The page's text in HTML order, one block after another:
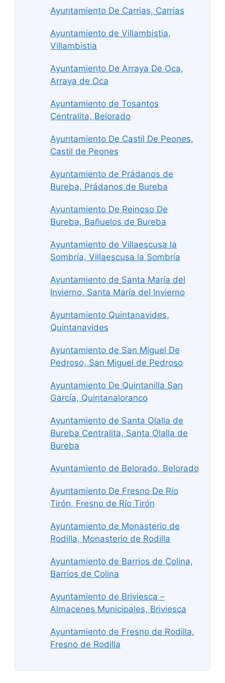
Ayuntamiento De Carrias, Carrias
Ayuntamiento de Villambistia,
Villambistia
Ayuntamiento De Arraya De Oca,
Arraya de Oca
Ayuntamiento de Tosantos
Centralita, Belorado
Ayuntamiento De Castil De Peones,
Castil de Peones
Ayuntamiento de Prádanos de
Bureba, Prádanos de Bureba
Ayuntamiento De Reinoso De
Bureba, Bañuelos de Bureba
Ayuntamiento de Villaescusa la
Sombría, Villaescusa la Sombría
Ayuntamiento de Santa María del
Invierno, Santa María del Invierno
Ayuntamiento Quintanavides,
Quintanavides
Ayuntamiento de San Miguel De
Pedroso, San Miguel de Pedroso
Ayuntamiento De Quintanilla San
García, Quintanaloranco
Ayuntamiento de Santa Olalla de
Bureba Centralita, Santa Olalla de
Bureba
Ayuntamiento de Belorado, Belorado
Ayuntamiento De Fresno De Río
Tirón, Fresno de Río Tirón
Ayuntamiento de Monasterio de
Rodilla, Monasterio de Rodilla
Ayuntamiento de Barrios de Colina,
Barrios de Colina
Ayuntamiento de Briviesca –
Almacenes Municipales, Briviesca
Ayuntamiento de Fresno de Rodilla,
Fresno de Rodilla